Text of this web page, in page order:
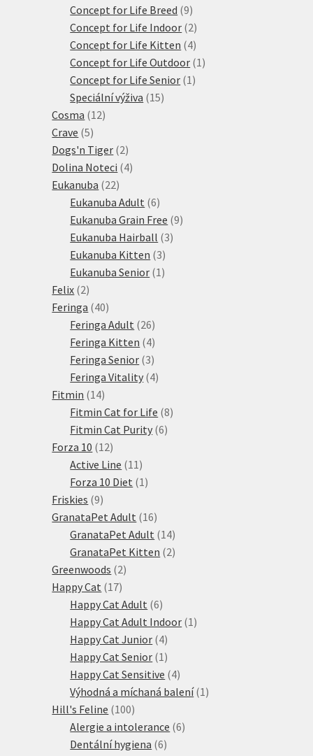
produkty
Concept for Life Breed 99
produktů
Concept for Life Indoor 22
produkty
Concept for Life Kitten 44
produkty
Concept for Life Outdoor 1 1
Concept for Life Senior 1 1
Speciální výživa 1515
Cosma 1212
Crave 55
produktů
Dogs'n Tiger 22
produkty
Dolina Noteci 44
Eukanuba 2222
produktů
Eukanuba Adult 66
produktů
Eukanuba Grain Free 99
Eukanuba Hairball 33
Eukanuba Kitten 33
produkty
Eukanuba Senior 1 1
Felix 22
produkty
Feringa 4040
produktů
Feringa Adult 2626
produktů
Feringa Kitten 44
produkty
Feringa Senior 33
produkty
Feringa Vitality 44
Fitmin 1414
produktů
Fitmin Cat for Life 88
Fitmin Cat Purity 66
Forza 10 1212
produktů
Active Line 11 11
produktů
Forza 10 Diet 1 1
Friskies 99
produktů
GranataPet Adult 1616
produktů
GranataPet Adult 1414
produktů
GranataPet Kitten 22
Greenwoods 22
Happy Cat 1717
produktů
Happy Cat Adult 66
produktů
Happy Cat Adult Indoor 1 1
Happy Cat Junior 44
produkty
Happy Cat Senior 1 1
produkt
Happy Cat Sensitive 44
produkty
Výhodná a míchaná balení 1 1
Hill's Feline 100100
produktů
Alergie a intolerance 66
Dentální hygiena 66